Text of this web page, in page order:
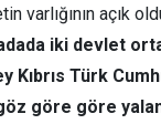
varlığının açık
iki devlet
Kıbrıs Türk
göre göre